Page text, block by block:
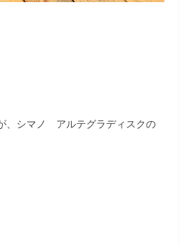
、シマノ アルテグラディスクの